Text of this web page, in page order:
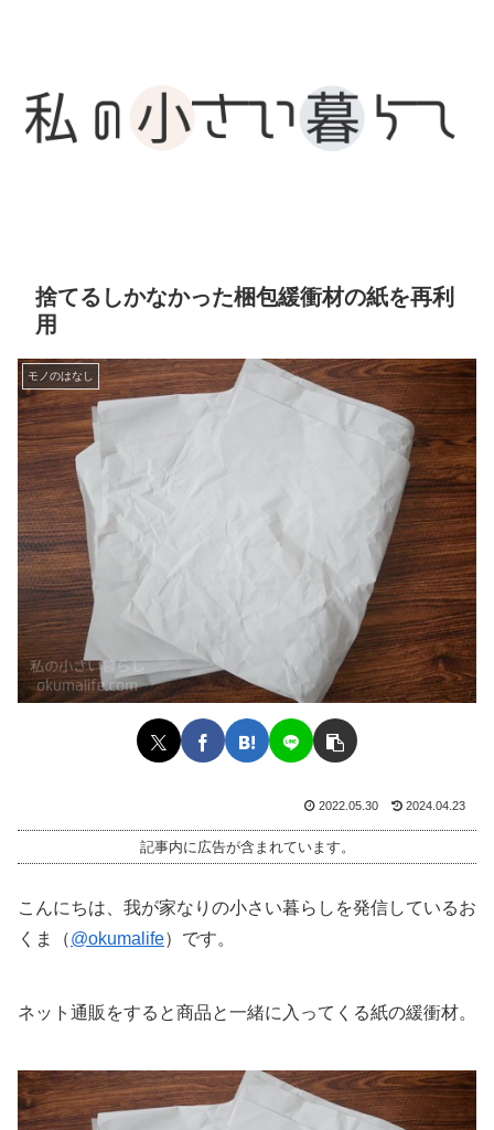
捨てるしかなかった梱包緩衝材の紙を再利
用
モノのはなし
2022.05.30 2024.04.23
記事内に広告が含まれています。
こんにちは、我が家なりの小さい暮らしを発信しているお
くま（@okumalife）です。
ネット通販をすると商品と一緒に入ってくる紙の緩衝材。